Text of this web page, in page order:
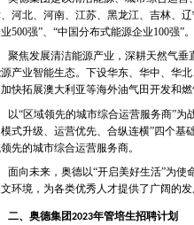
河北、河南、江苏、黑龙江、吉林、
500强”、“中国分布式能源企业100强”。
聚焦发展清洁能源产业，深耕天然气
产业智能生态。 下设华东、华中、华
快拓展澳大利亚等海外油气田开发和
以“区域领先的城市综合运营服务商”为
式升级、运营优先、合纵连横”四个基
先的城市综合运营服务商。
面向未来，奥德以“开启美好生活”为使
环境，为各类优秀人才提供了广阔的
二、奥德集团2023年管培生招聘计划